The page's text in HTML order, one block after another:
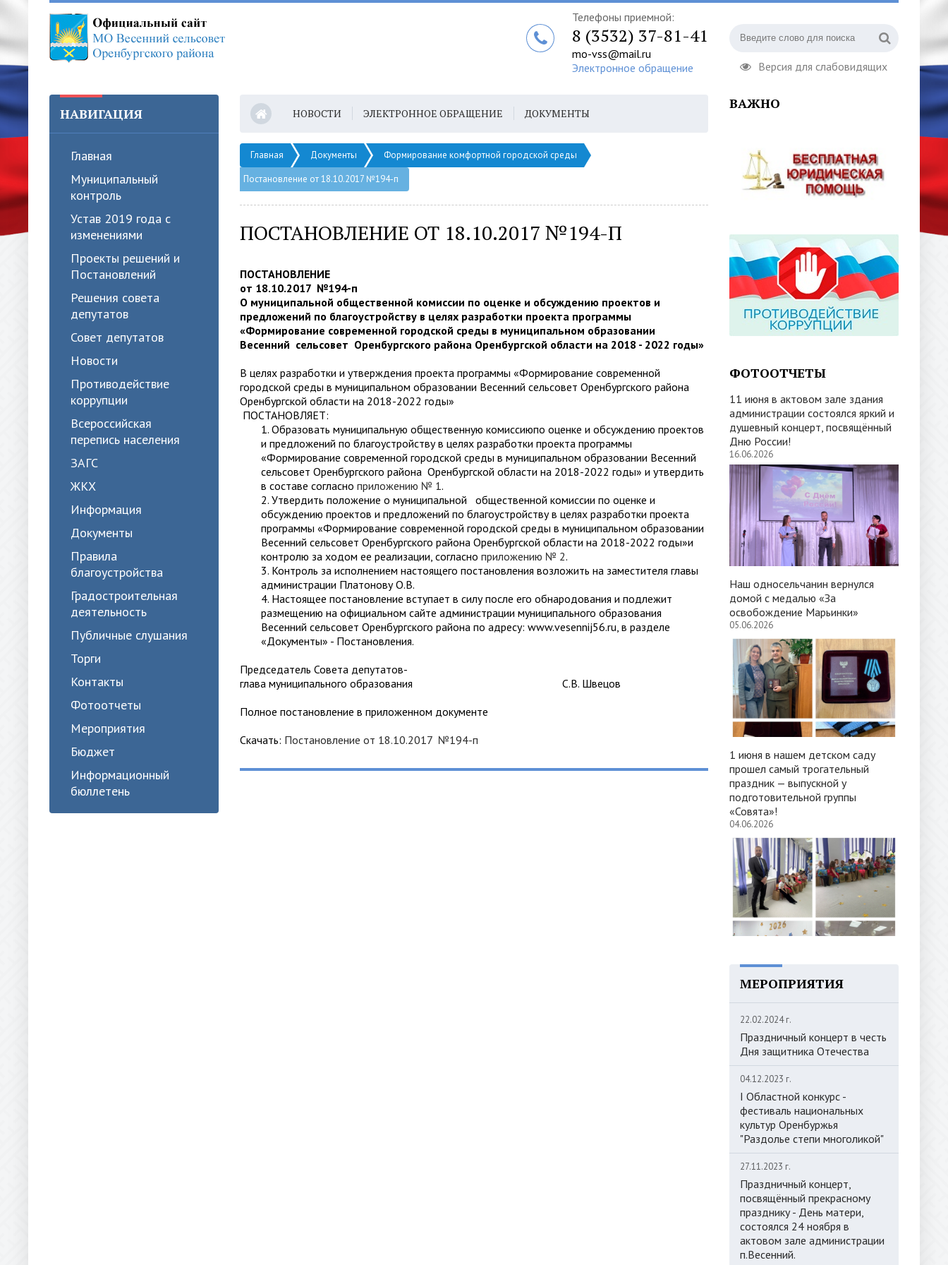
Версия для слабовидящих
Телефоны приемной:
8 (3532) 37-81-41
mo-vss@mail.ru
Электронное обращение
НАВИГАЦИЯ
Главная
Муниципальный
контроль
Устав 2019 года с
изменениями
Проекты решений и
Постановлений
Решения совета
депутатов
Совет депутатов
Новости
Противодействие
коррупции
Всероссийская
перепись населения
ЗАГС
ЖКХ
Информация
Документы
Правила
благоустройства
Градостроительная
деятельность
Публичные слушания
Торги
Контакты
Фотоотчеты
Мероприятия
Бюджет
Информационный
бюллетень
НОВОСТИ ЭЛЕКТРОННОЕ ОБРАЩЕНИЕ ДОКУМЕНТЫ
Главная Документы
Формирование комфортной городской среды
Постановление от 18.10.2017 №194-п
ПОСТАНОВЛЕНИЕ ОТ 18.10.2017 №194-П
ПОСТАНОВЛЕНИЕ
от 18.10.2017 №194-п
О муниципальной общественной комиссии по оценке и обсуждению проектов и
предложений по благоустройству в целях разработки проекта программы
«Формирование современной городской среды в муниципальном образовании
Весенний сельсовет Оренбургского района Оренбургской области на 2018 - 2022 годы»
В целях разработки и утверждения проекта программы «Формирование современной
городской среды в муниципальном образовании Весенний сельсовет Оренбургского района
Оренбургской области на 2018-2022 годы»
ПОСТАНОВЛЯЕТ:
1. Образовать муниципальную общественную комиссиюпо оценке и обсуждению проектов
и предложений по благоустройству в целях разработки проекта программы
«Формирование современной городской среды в муниципальном образовании Весенний
сельсовет Оренбургского района Оренбургской области на 2018-2022 годы» и утвердить
в составе согласно приложению № 1.
2. Утвердить положение о муниципальной общественной комиссии по оценке и
обсуждению проектов и предложений по благоустройству в целях разработки проекта
программы «Формирование современной городской среды в муниципальном образовании
Весенний сельсовет Оренбургского района Оренбургской области на 2018-2022 годы»и
контролю за ходом ее реализации, согласно приложению № 2.
3. Контроль за исполнением настоящего постановления возложить на заместителя главы
администрации Платонову О.В.
4. Настоящее постановление вступает в силу после его обнародования и подлежит
размещению на официальном сайте администрации муниципального образования
Весенний сельсовет Оренбургского района по адресу: www.vesennij56.ru, в разделе
«Документы» - Постановления.
Председатель Совета депутатов-
глава муниципального образования С.В. Швецов
Полное постановление в приложенном документе
Скачать: Постановление от 18.10.2017 №194-п
ВАЖНО
ФОТООТЧЕТЫ
11 июня в актовом зале здания
администрации состоялся яркий и
душевный концерт, посвящённый
Дню России!
16.06.2026
Наш односельчанин вернулся
домой с медалью «За
освобождение Марьинки»
05.06.2026
1 июня в нашем детском саду
прошел самый трогательный
праздник — выпускной у
подготовительной группы
«Совята»!
04.06.2026
МЕРОПРИЯТИЯ
22.02.2024 г.
Праздничный концерт в честь
Дня защитника Отечества
04.12.2023 г.
I Областной конкурс -
фестиваль национальных
культур Оренбуржья
"Раздолье степи многоликой"
27.11.2023 г.
Праздничный концерт,
посвящённый прекрасному
празднику - День матери,
состоялся 24 ноября в
актовом зале администрации
п.Весенний.